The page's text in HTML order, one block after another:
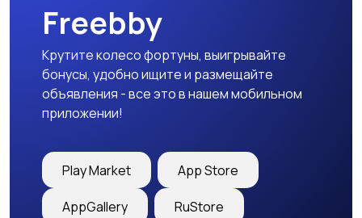
Образование и наука
закупки
Freebby
Крутите колесо фортуны, выигрывайте
бонусы, удобно ищите и размещайте
объявления - все это в нашем мобильном
приложении!
Play Market App Store
AppGallery RuStore